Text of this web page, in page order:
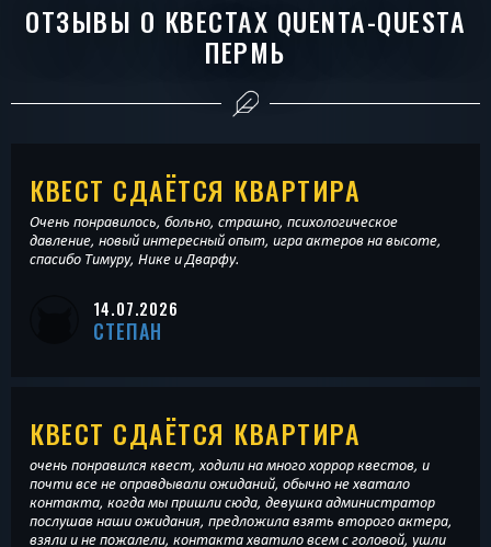
ОТЗЫВЫ О КВЕСТАХ QUENTA-QUESTA
ПЕРМЬ
КВЕСТ СДАЁТСЯ КВАРТИРА
Очень понравилось, больно, страшно, психологическое
давление, новый интересный опыт, игра актеров на высоте,
спасибо Тимуру, Нике и Дварфу.
14.07.2026
СТЕПАН
КВЕСТ СДАЁТСЯ КВАРТИРА
очень понравился квест, ходили на много хоррор квестов, и
почти все не оправдывали ожиданий, обычно не хватало
контакта, когда мы пришли сюда, девушка администратор
послушав наши ожидания, предложила взять второго актера,
взяли и не пожалели, контакта хватило всем с головой, ушли